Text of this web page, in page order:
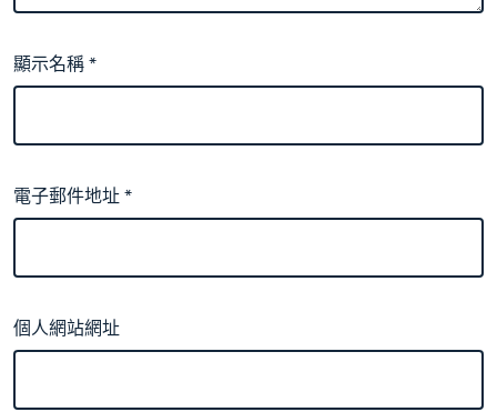
顯示名稱*
電子郵件地址*
個人網站網址